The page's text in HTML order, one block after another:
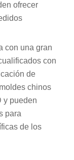
ofrecer
con una gran
con
de
chinos
y pueden
para
de los